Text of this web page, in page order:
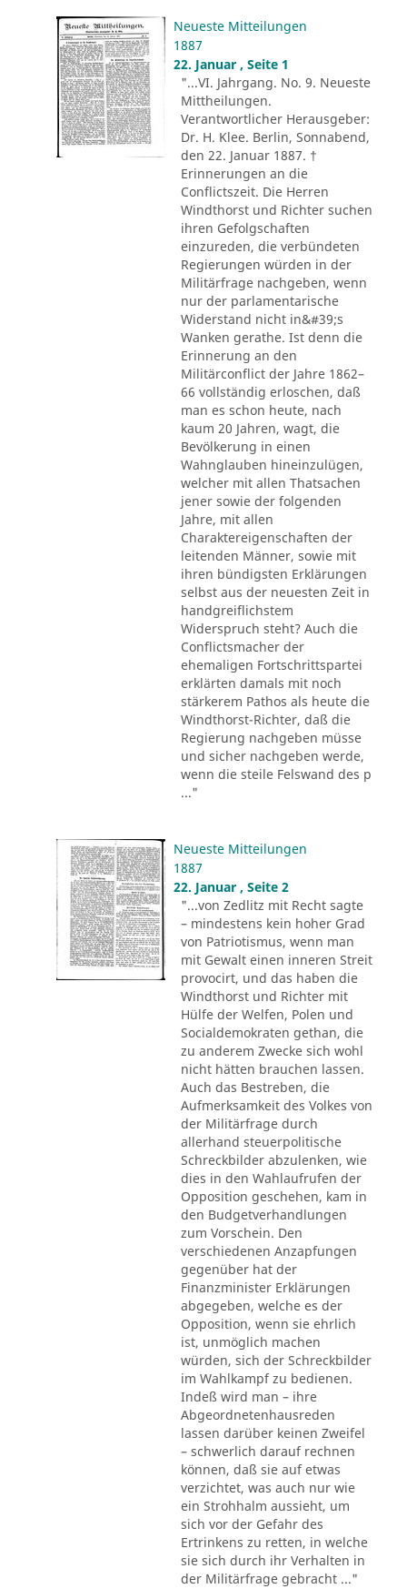
Neueste Mitteilungen
1887
22. Januar , Seite 1
"...VI. Jahrgang. No. 9. Neueste
Mittheilungen.
Verantwortlicher Herausgeber:
Dr. H. Klee. Berlin, Sonnabend,
den 22. Januar 1887. †
Erinnerungen an die
Conflictszeit. Die Herren
Windthorst und Richter suchen
ihren Gefolgschaften
einzureden, die verbündeten
Regierungen würden in der
Militärfrage nachgeben, wenn
nur der parlamentarische
Widerstand nicht in&#39;s
Wanken gerathe. Ist denn die
Erinnerung an den
Militärconflict der Jahre 1862–
66 vollständig erloschen, daß
man es schon heute, nach
kaum 20 Jahren, wagt, die
Bevölkerung in einen
Wahnglauben hineinzulügen,
welcher mit allen Thatsachen
jener sowie der folgenden
Jahre, mit allen
Charaktereigenschaften der
leitenden Männer, sowie mit
ihren bündigsten Erklärungen
selbst aus der neuesten Zeit in
handgreiflichstem
Widerspruch steht? Auch die
Conflictsmacher der
ehemaligen Fortschrittspartei
erklärten damals mit noch
stärkerem Pathos als heute die
Windthorst-Richter, daß die
Regierung nachgeben müsse
und sicher nachgeben werde,
wenn die steile Felswand des p
..."
Neueste Mitteilungen
1887
22. Januar , Seite 2
"...von Zedlitz mit Recht sagte
– mindestens kein hoher Grad
von Patriotismus, wenn man
mit Gewalt einen inneren Streit
provocirt, und das haben die
Windthorst und Richter mit
Hülfe der Welfen, Polen und
Socialdemokraten gethan, die
zu anderem Zwecke sich wohl
nicht hätten brauchen lassen.
Auch das Bestreben, die
Aufmerksamkeit des Volkes von
der Militärfrage durch
allerhand steuerpolitische
Schreckbilder abzulenken, wie
dies in den Wahlaufrufen der
Opposition geschehen, kam in
den Budgetverhandlungen
zum Vorschein. Den
verschiedenen Anzapfungen
gegenüber hat der
Finanzminister Erklärungen
abgegeben, welche es der
Opposition, wenn sie ehrlich
ist, unmöglich machen
würden, sich der Schreckbilder
im Wahlkampf zu bedienen.
Indeß wird man – ihre
Abgeordnetenhausreden
lassen darüber keinen Zweifel
– schwerlich darauf rechnen
können, daß sie auf etwas
verzichtet, was auch nur wie
ein Strohhalm aussieht, um
sich vor der Gefahr des
Ertrinkens zu retten, in welche
sie sich durch ihr Verhalten in
der Militärfrage gebracht ..."